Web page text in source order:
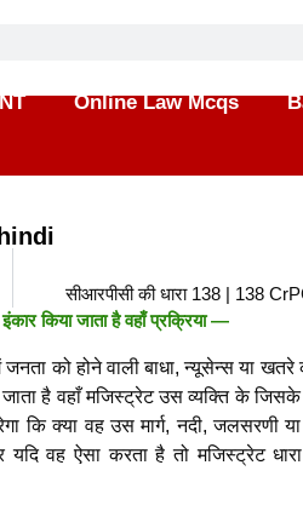
Online Law Mcqs
सीआरपीसी की धारा 138 | 138
किया जाता है वहाँ प्रक्रिया —
को होने वाली बाधा, न्यूसेन्स या खतरे
है वहाँ मजिस्ट्रेट उस व्यक्ति के
कि क्या वह उस मार्ग, नदी, जलसरणी
वह ऐसा करता है तो मजिस्ट्रेट